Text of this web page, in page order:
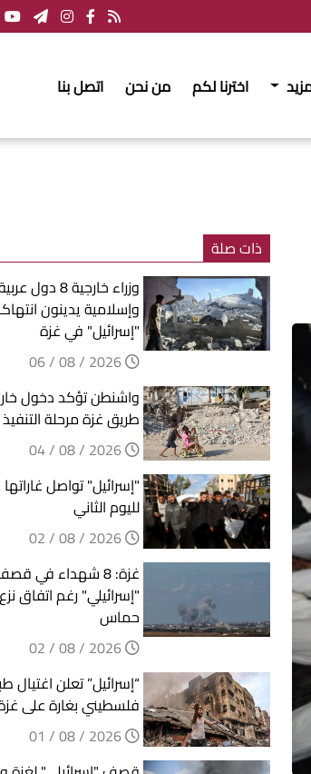
اخترنا لكم من نحن اتصل بنا
ذات صلة
وزراء خارجية 8 دول
وإسلامية يدينون
"إسرائيل" في غزة
واشنطن تؤكد دخول
طريق غزة مرحلة التنفيذ
"إسرائيل" تواصل
لليوم الثاني
غزة: 8 شهداء في
"إسرائيلي" رغم اتفاق
حماس
“إسرائيل” تعلن اغتيال
فلسطيني بغارة على